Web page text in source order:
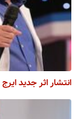
انتشار اثر جدید ایرج